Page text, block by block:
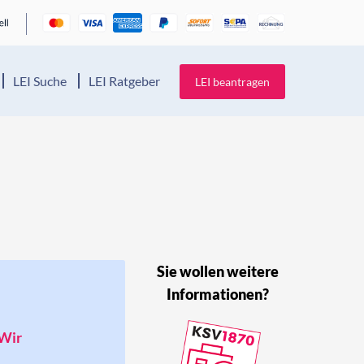
LEI Suche LEI Ratgeber LEI beantragen
Sie wollen weitere
Informationen?